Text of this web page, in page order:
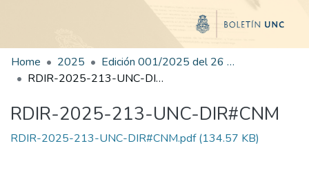
Home 2025
Edición 001/2025 del 26 de mayo de 2025
RDIR-2025-213-UNC-DIR#CNM
RDIR-2025-213-UNC-DIR#CNM
RDIR-2025-213-UNC-DIR#CNM.pdf(134.57 KB)